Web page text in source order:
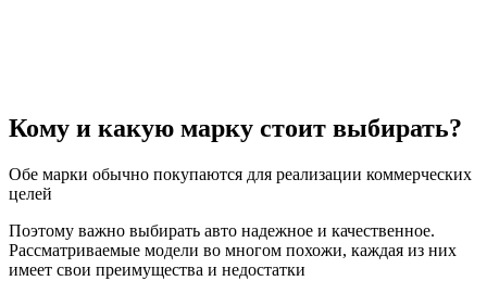
Кому и какую марку стоит выбирать?
Обе марки обычно покупаются для реализации коммерческих
целей
Поэтому важно выбирать авто надежное и качественное.
Рассматриваемые модели во многом похожи, каждая из них
имеет свои преимущества и недостатки